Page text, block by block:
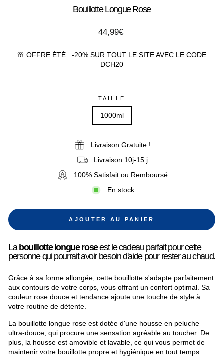
Bouillotte Longue Rose
Prix
44,99€
🌸 OFFRE ÉTÉ : -20% SUR TOUT LE SITE AVEC LE CODE
DCH20
TAILLE
1000ml
Livraison Gratuite !
Livraison 10j-15 j
100% Satisfait ou Remboursé
En stock
AJOUTER AU PANIER
Labouillotte longue roseest le cadeau parfait pour cette
personne qui pourrait avoir besoin d'aide pour rester au chaud.
Grâce à sa forme allongée, cette bouillotte s'adapte parfaitement
aux contours de votre corps, vous offrant un confort optimal. Sa
couleur rose douce et tendance ajoute une touche de style à
votre routine de détente.
La bouillotte longue rose est dotée d'une housse en peluche
ultra-douce, qui procure une sensation agréable au toucher. De
plus, la housse est amovible et lavable, ce qui vous permet de
maintenir votre bouillotte propre et hygiénique en tout temps.